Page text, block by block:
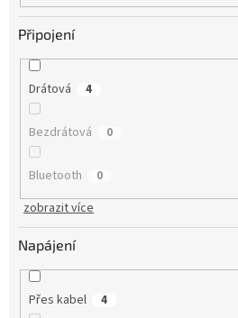
Připojení
Drátová 4
Bezdrátová 0
Bluetooth 0
zobrazit více
Napájení
Přes kabel 4